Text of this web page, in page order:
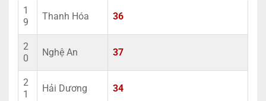
1
9
Thanh Hóa 36
2
0
Nghệ An 37
2
1
Hải Dương 34